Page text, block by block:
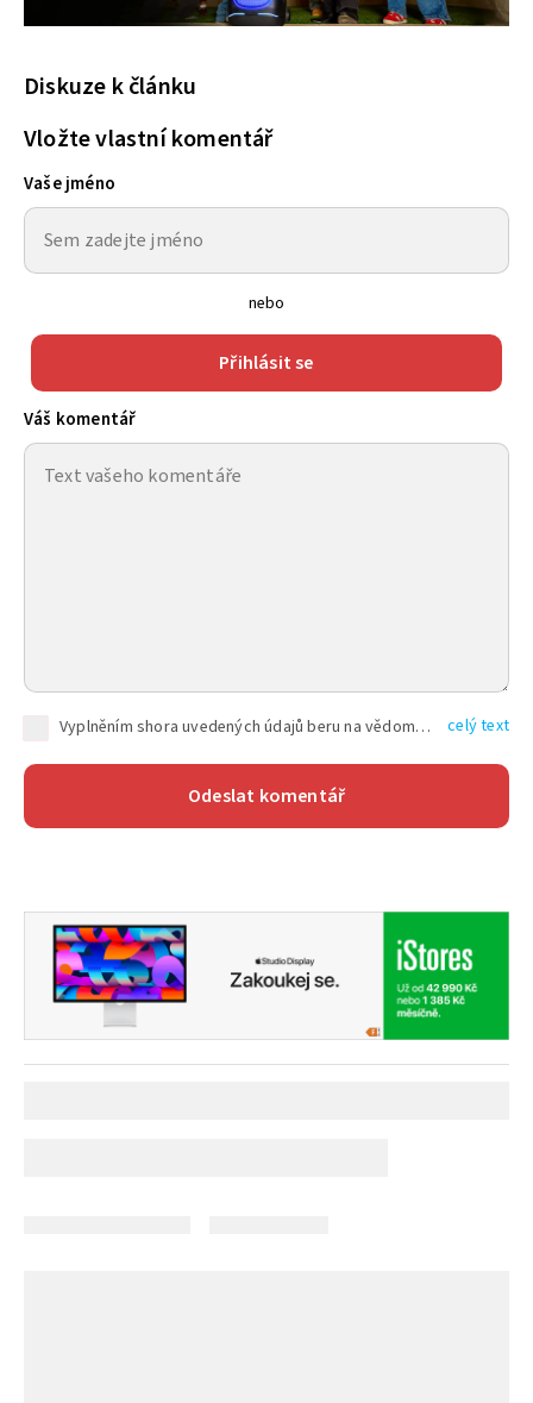
Diskuze k článku
Vložte vlastní komentář
Vaše jméno
nebo
Přihlásit se
Váš komentář
Vyplněním shora uvedených údajů beru na vědomí, že společnost TEXT FACTORY s.r.o., sídlem Brno, Durďákova 336/29, Černá Pole, PSČ: 613 00, IČ: 06157831, zapsané u Krajského soudu v Brně, oddíl C, vložka 100399, bude zpracovávat mé osobní údaje uvedené v rámci mnou vyplněného registračního formuláře na základě oprávněných zájmů TEXT FACTORY s.r.o. dle čl. 6 odst. 1 písm. f) GDPR a pro splnění právních povinností (čl. 6 odst. 1 písm. c) GDPR), a to pro tyto účely: nezbytnost zajistit oprávnění návštěvníka webových stránek provozovaných společností TEXT FACTORY s.r.o. přispívat aktivně ke zveřejněným článkům nebo v rámci diskusních fór a výkon práv TEXT FACTORY s.r.o. jako administrátora těchto diskusních fór. Více informací o zpracování osobních údajů a právech lze nalézt v celý text